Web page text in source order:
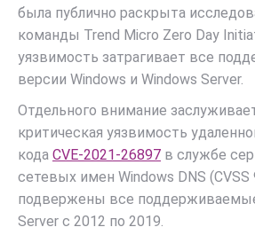
была публично раскрыта
команды Trend Micro Zero Day
уязвимость затрагивает все
версии Windows и Windows Server.
Отдельного внимание
критическая уязвимость
кода CVE-2021-26897 в службе
сетевых имен Windows DNS
подвержены все
Server c 2012 по 2019.